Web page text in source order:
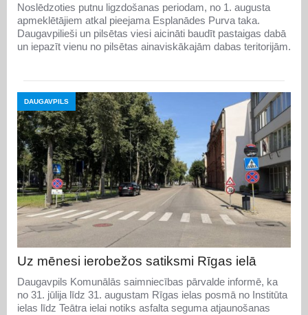
Noslēdzoties putnu ligzdošanas periodam, no 1. augusta
apmeklētājiem atkal pieejama Esplanādes Purva taka.
Daugavpilieši un pilsētas viesi aicināti baudīt pastaigas dabā
un iepazīt vienu no pilsētas ainaviskākajām dabas teritorijām.
DAUGAVPILS
Uz mēnesi ierobežos satiksmi Rīgas ielā
Daugavpils Komunālās saimniecības pārvalde informē, ka
no 31. jūlija līdz 31. augustam Rīgas ielas posmā no Institūta
ielas līdz Teātra ielai notiks asfalta seguma atjaunošanas